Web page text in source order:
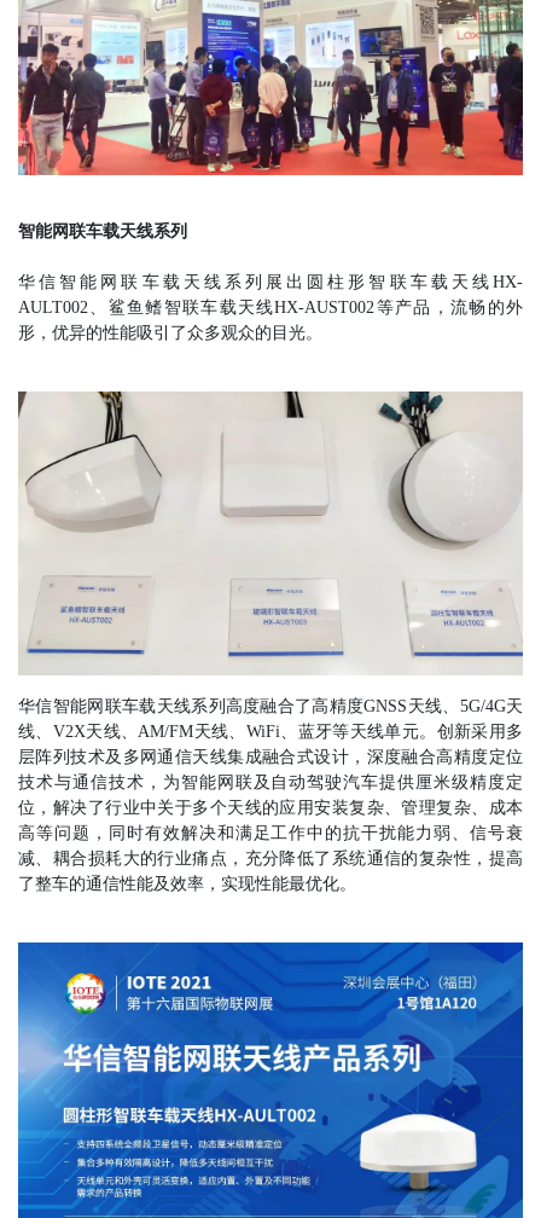
智能网联车载天线系列
华信智能网联车载天线系列展出圆柱形智联车载天线HX-
AULT002、鲨鱼鳍智联车载天线HX-AUST002等产品，流畅的外
形，优异的性能吸引了众多观众的目光。
华信智能网联车载天线系列高度融合了高精度GNSS天线、5G/4G天
线、V2X天线、AM/FM天线、WiFi、蓝牙等天线单元。创新采用多
层阵列技术及多网通信天线集成融合式设计，深度融合高精度定位
技术与通信技术，为智能网联及自动驾驶汽车提供厘米级精度定
位，解决了行业中关于多个天线的应用安装复杂、管理复杂、成本
高等问题，同时有效解决和满足工作中的抗干扰能力弱、信号衰
减、耦合损耗大的行业痛点，充分降低了系统通信的复杂性，提高
了整车的通信性能及效率，实现性能最优化。